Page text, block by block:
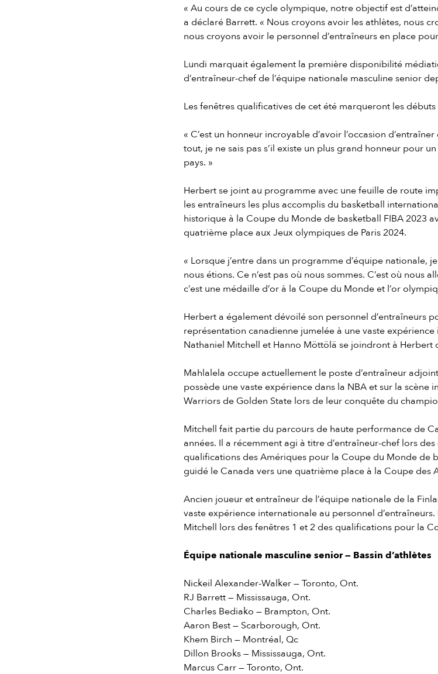
« Au cours de ce cycle olympique, notre objectif est
a déclaré Barrett. « Nous croyons avoir les athlètes, nous
nous croyons avoir le personnel d’entraîneurs en place
Lundi marquait également la première disponibilité
d’entraîneur-chef de l’équipe nationale masculine senior
Les fenêtres qualificatives de cet été marqueront les
« C’est un honneur incroyable d’avoir l’occasion
tout, je ne sais pas s’il existe un plus grand honneur pour
pays. »
Herbert se joint au programme avec une feuille de route
les entraîneurs les plus accomplis du basketball
historique à la Coupe du Monde de basketball FIBA 2023
quatrième place aux Jeux olympiques de Paris 2024.
« Lorsque j’entre dans un programme d’équipe nationale,
nous étions. Ce n’est pas où nous sommes. C’est où nous
c’est une médaille d’or à la Coupe du Monde et l’or
Herbert a également dévoilé son personnel d’entraîneurs
représentation canadienne jumelée à une vaste
Nathaniel Mitchell et Hanno Möttölä se joindront à Herbert
Mahlalela occupe actuellement le poste d’entraîneur
possède une vaste expérience dans la NBA et sur la scène
Warriors de Golden State lors de leur conquête du
Mitchell fait partie du parcours de haute performance de
années. Il a récemment agi à titre d’entraîneur-chef lors
qualifications des Amériques pour la Coupe du Monde de
guidé le Canada vers une quatrième place à la Coupe des
Ancien joueur et entraîneur de l’équipe nationale de la
vaste expérience internationale au personnel
Mitchell lors des fenêtres 1 et 2 des qualifications pour la
Équipe nationale masculine senior — Bassin d’athlètes
Nickeil Alexander-Walker — Toronto, Ont.
RJ Barrett — Mississauga, Ont.
Charles Bediako — Brampton, Ont.
Aaron Best — Scarborough, Ont.
Khem Birch — Montréal, Qc
Dillon Brooks — Mississauga, Ont.
Marcus Carr — Toronto, Ont.